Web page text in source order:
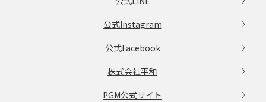
公式Instagram
公式Facebook
株式会社平和
PGM公式サイト